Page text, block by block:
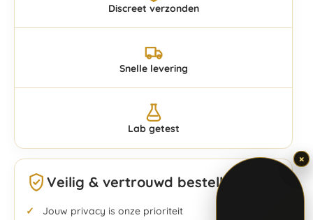
Discreet verzonden
Snelle levering
Lab getest
Veilig & vertrouwd bestellen
Jouw privacy is onze prioriteit
×
×